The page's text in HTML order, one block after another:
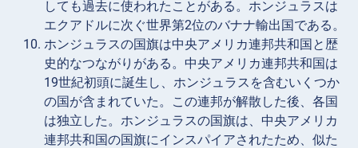
しても過去に使われたことがある。ホンジュラスは
エクアドルに次ぐ世界第2位のバナナ輸出国である。
ホンジュラスの国旗は中央アメリカ連邦共和国と歴
史的なつながりがある。中央アメリカ連邦共和国は
19世紀初頭に誕生し、ホンジュラスを含むいくつか
の国が含まれていた。この連邦が解散した後、各国
は独立した。ホンジュラスの国旗は、中央アメリカ
連邦共和国の国旗にインスパイアされたため、似た